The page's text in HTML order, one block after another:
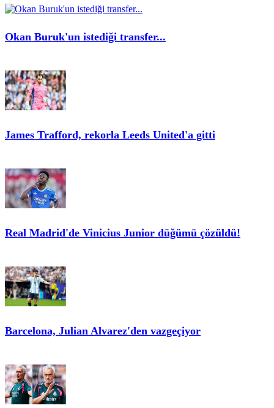
Okan Buruk'un istediği transfer...
James Trafford, rekorla Leeds United'a gitti
Real Madrid'de Vinicius Junior düğümü çözüldü!
Barcelona, Julian Alvarez'den vazgeçiyor